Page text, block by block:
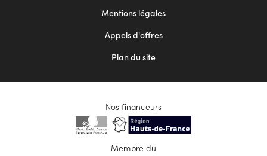
Mentions légales
Appels d'offres
Plan du site
Nos financeurs
Membre du